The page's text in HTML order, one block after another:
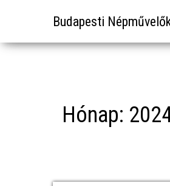
Budapesti
Hónap: